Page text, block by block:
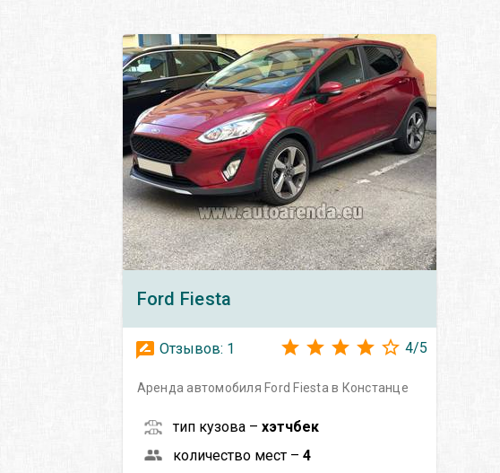
Ford Fiesta
Отзывов: 1 4/5
Аренда автомобиля Ford Fiesta в Констанце
тип кузова – хэтчбек
количество мест – 4